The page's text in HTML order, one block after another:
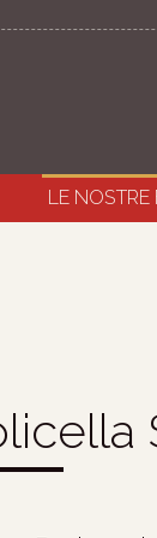
LE NOSTRE